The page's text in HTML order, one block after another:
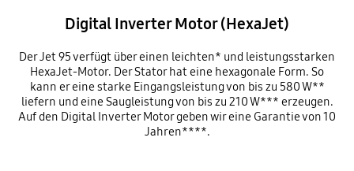
Digital Inverter Motor (HexaJet)
Der Jet 95 verfügt über einen leichten* und leistungsstarken
HexaJet-Motor. Der Stator hat eine hexagonale Form. So
kann er eine starke Eingangsleistung von bis zu 580 W**
liefern und eine Saugleistung von bis zu 210 W*** erzeugen.
Auf den Digital Inverter Motor geben wir eine Garantie von 10
Jahren****.